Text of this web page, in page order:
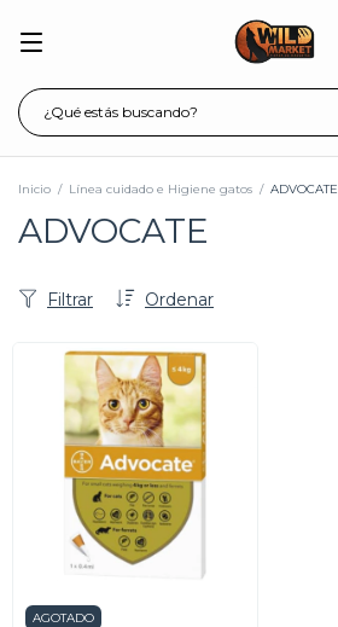
Inicio / Línea cuidado e Higiene gatos / ADVOCATE
ADVOCATE
Ordenar
Filtrar
AGOTADO